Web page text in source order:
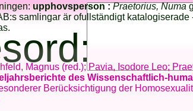
upphovsperson :Praetorius, Numa
samlingar är ofullständigt katalogiserade
Magnus (red.); Pavia, Isodore Leo;
des Wissenschaftlich-
Berücksichtigung der